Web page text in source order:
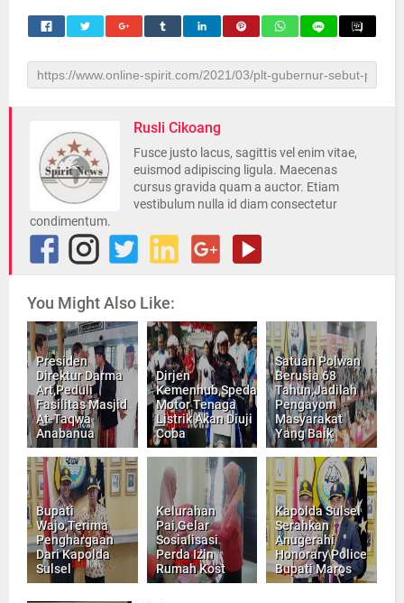
Rusli Cikoang
Fusce justo lacus, sagittis vel enim vitae,
euismod adipiscing ligula. Maecenas
cursus gravida quam a auctor. Etiam
vestibulum nulla id diam consectetur
condimentum.
You Might Also Like:
Presiden
Direktur Darma
Art,Peduli
Fasilitas Masjid
At-Taqwa
Anabanua
Dirjen
Kemenhub,Speda
Motor Tenaga
Listrik Akan Diuji
Coba
Satuan Polwan
Berusia 68
Tahun,Jadilah
Pengayom
Masyarakat
Yang Baik
Bupati
Wajo,Terima
Penghargaan
Dari Kapolda
Sulsel
Kelurahan
Pai,Gelar
Sosialisasi
Perda Izin
Rumah Kost
Kapolda Sulsel
Serahkan
Anugerahi
Honorary Police
Bupati Maros